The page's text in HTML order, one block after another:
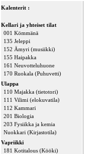
Kalenterit :
Kellari ja yhteiset tilat
001 Kömmänä
135 Jeleppi
152 Ämyri (musiikki)
155 Haipakka
161 Neuvotteluhuone
170 Ruokala (Puhuvetti)
Ulappa
110 Majakka (tietotori)
111 Vilimi (elokuvatila)
112 Kammari
201 Biologia
203 Fysiikka ja kemia
Nuokkari (Kirjastotila)
Vapriikki
181 Kotitalous (Kööki)